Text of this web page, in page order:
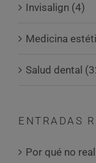
Invisalign (4)
Medicina
Salud dental
ENTRADAS
Por qué no